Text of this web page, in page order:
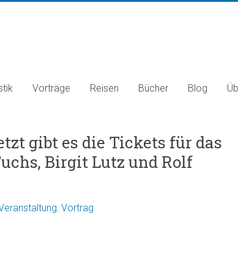
Vorträge Reisen Bücher Blog
gibt es die Tickets für das
Birgit Lutz und Rolf
, Vortrag